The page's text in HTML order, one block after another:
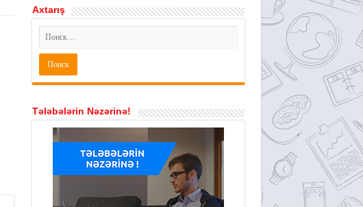
Axtarış
Tələbələrin Nəzərinə!